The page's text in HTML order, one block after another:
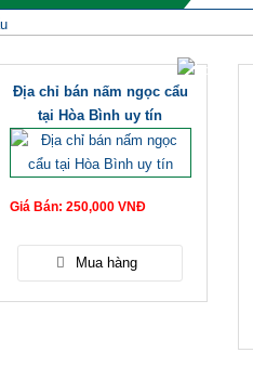
Địa chỉ bán nấm ngọc cẩu
tại Hòa Bình uy tín
Giá Bán: 250,000 VNĐ